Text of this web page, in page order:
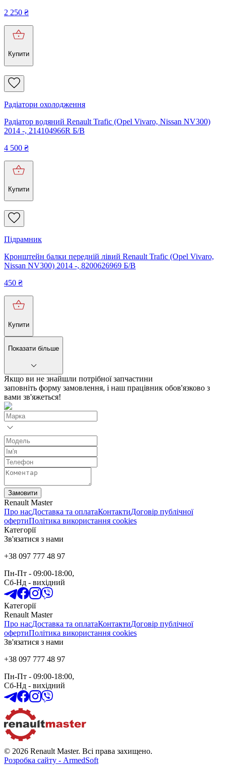
2 250 ₴
Купити
Радіатори охолодження
Радіатор водяний Renault Trafic (Opel Vivaro, Nissan NV300)
2014 -, 214104966R Б/В
4 500 ₴
Купити
Підрамник
Кронштейн балки передній лівий Renault Trafic (Opel Vivaro,
Nissan NV300) 2014 -, 8200626969 Б/В
450 ₴
Купити
Показати більше
Якщо ви не знайшли потрібної запчастини
заповніть форму замовлення, і наш працівник обов'язково з
вами зв'яжеться!
Замовити
Renault Master
Про насДоставка та оплатаКонтактиДоговір публічної
офертиПолітика використання cookies
Категорії
Зв'язатися з нами
+38 097 777 48 97
Пн-Пт - 09:00-18:00,
Сб-Нд - вихідний
Категорії
Renault Master
Про насДоставка та оплатаКонтактиДоговір публічної
офертиПолітика використання cookies
Зв'язатися з нами
+38 097 777 48 97
Пн-Пт - 09:00-18:00,
Сб-Нд - вихідний
© 2026 Renault Master. Всі права захищено.
Розробка сайту - ArmedSoft